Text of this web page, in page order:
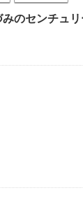
のセンチュ